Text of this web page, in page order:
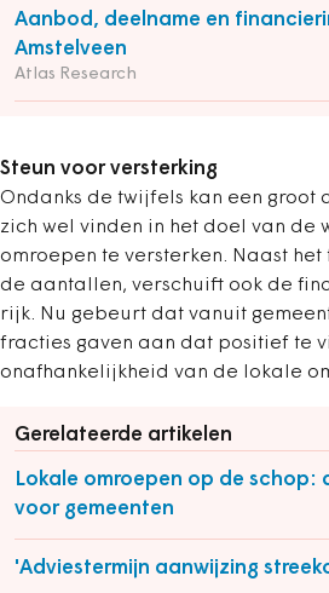
Aanbod, deelname en
Amstelveen
Atlas Research
Steun voor versterking
Ondanks de twijfels kan een groot
zich wel vinden in het doel van de
omroepen te versterken. Naast het
de aantallen, verschuift ook de
rijk. Nu gebeurt dat vanuit
fracties gaven aan dat positief te
onafhankelijkheid van de lokale
Gerelateerde artikelen
Lokale omroepen op de schop:
voor gemeenten
'Adviestermijn aanwijzing